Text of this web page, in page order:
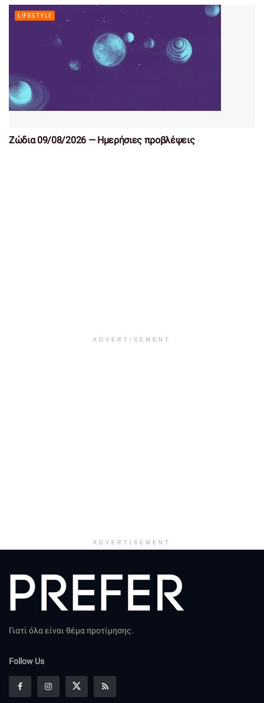
LIFESTYLE
Ζώδια 09/08/2026 — Ημερήσιες προβλέψεις
ADVERTISEMENT
ADVERTISEMENT
Γιατί όλα είναι θέμα προτίμησης.
Follow Us